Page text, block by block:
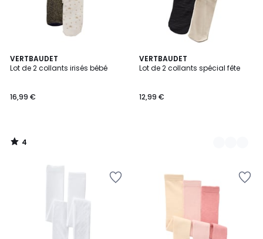
VERTBAUDET
Lot de 2 collants irisés bébé
16,99 €
4
/
4
/
VERTBAUDET
Lot de 2 collants spécial fête
12,99 €
2
Couleurs